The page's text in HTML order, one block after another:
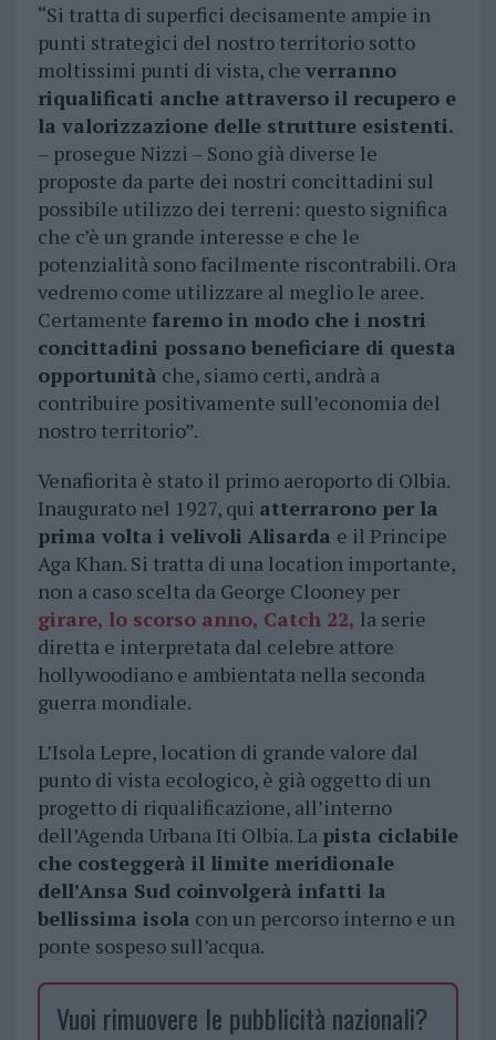
“Si tratta di superfici decisamente ampie in
punti strategici del nostro territorio sotto
moltissimi punti di vista, che verranno
riqualificati anche attraverso il recupero e
la valorizzazione delle strutture esistenti.
– prosegue Nizzi – Sono già diverse le
proposte da parte dei nostri concittadini sul
possibile utilizzo dei terreni: questo significa
che c’è un grande interesse e che le
potenzialità sono facilmente riscontrabili. Ora
vedremo come utilizzare al meglio le aree.
Certamente faremo in modo che i nostri
concittadini possano beneficiare di questa
opportunità che, siamo certi, andrà a
contribuire positivamente sull’economia del
nostro territorio”.
Venafiorita è stato il primo aeroporto di Olbia.
Inaugurato nel 1927, qui atterrarono per la
prima volta i velivoli Alisarda e il Principe
Aga Khan. Si tratta di una location importante,
non a caso scelta da George Clooney per
girare, lo scorso anno, Catch 22, la serie
diretta e interpretata dal celebre attore
hollywoodiano e ambientata nella seconda
guerra mondiale.
L’Isola Lepre, location di grande valore dal
punto di vista ecologico, è già oggetto di un
progetto di riqualificazione, all’interno
dell’Agenda Urbana Iti Olbia. La pista ciclabile
che costeggerà il limite meridionale
dell’Ansa Sud coinvolgerà infatti la
bellissima isola con un percorso interno e un
ponte sospeso sull’acqua.
Vuoi rimuovere le pubblicità nazionali?